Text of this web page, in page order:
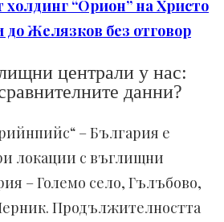
“Орион” на Христо
Желязков без отговор
централи у нас:
данни?
– България е
локации с въглищни
– Големо село, Гълъбово,
Продължителността